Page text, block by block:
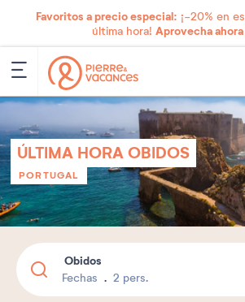
Favoritos a precio especial: ¡-20% en
última hora! Aprovecha ahora
ÚLTIMA HORA OBIDOS
PORTUGAL
Obidos
Fechas 2 pers.